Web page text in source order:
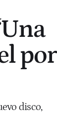
por
disco,